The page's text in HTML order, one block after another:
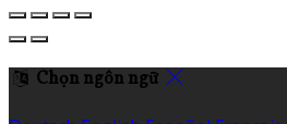
Chọn ngôn ngữ